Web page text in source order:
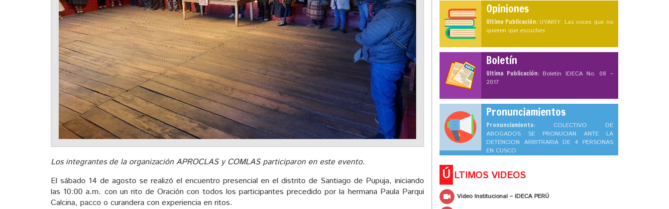
Los integrantes de la organización APROCLAS y COMLAS participaron en este evento.
El sábado 14 de agosto se realizó el encuentro presencial en el distrito de Santiago de Pupuja, iniciando
las 10:00 a.m. con un rito de Oración con todos los participantes precedido por la hermana Paula Parqui
Calcina, pacco o curandera con experiencia en ritos.
Opiniones
Ultima Publicación: UYARIY: Las voces que no
quieren que escuches
Boletín
Ultima Publicación: Boletín IDECA No. 08 –
2017
Pronunciamientos
Pronunciamiento: COLECTIVO DE
ABOGADOS SE PRONUCIAN ANTE LA
DETENCION ARBITRARIA DE 4 PERSONAS
EN CUSCO
Ú LTIMOS VIDEOS
Video Institucional – IDECA PERÚ